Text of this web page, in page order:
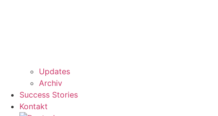
Updates
Archiv
Success Stories
Kontakt